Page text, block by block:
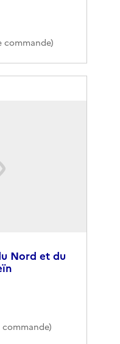
commande)
Nord et du
commande)